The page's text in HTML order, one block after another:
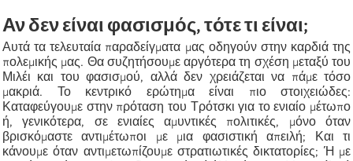
Αν δεν είναι φασισμός, τότε τι είναι;
Αυτά τα τελευταία παραδείγματα μας οδηγούν στην καρδιά της
πολεμικής μας. Θα συζητήσουμε αργότερα τη σχέση μεταξύ του
Μιλέι και του φασισμού, αλλά δεν χρειάζεται να πάμε τόσο
μακριά. Το κεντρικό ερώτημα είναι πιο στοιχειώδες:
Καταφεύγουμε στην πρόταση του Τρότσκι για το ενιαίο μέτωπο
ή, γενικότερα, σε ενιαίες αμυντικές πολιτικές, μόνο όταν
βρισκόμαστε αντιμέτωποι με μια φασιστική απειλή; Και τι
κάνουμε όταν αντιμετωπίζουμε στρατιωτικές δικτατορίες; Ή με